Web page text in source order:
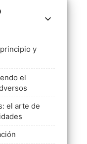
y
el
el arte de